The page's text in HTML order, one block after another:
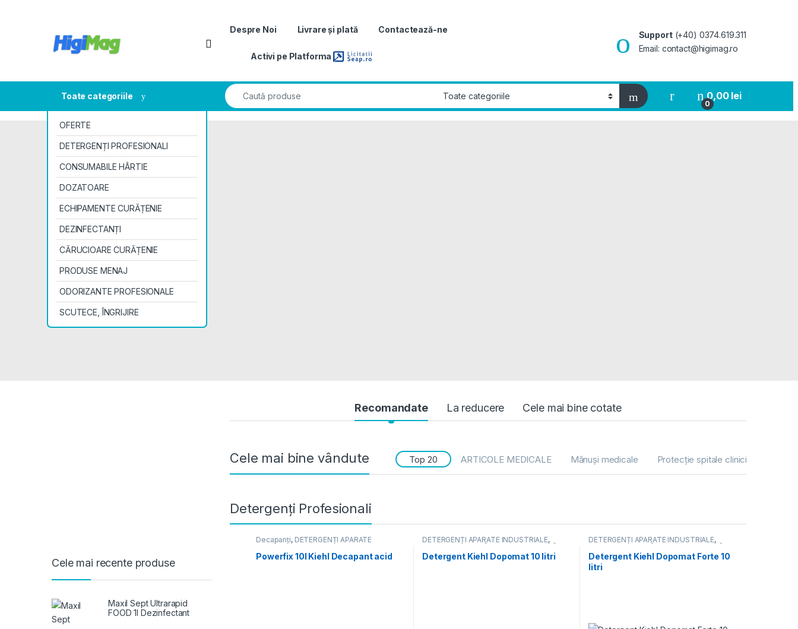
Despre Noi Livrare și plată Contactează-ne
Activi pe Platforma
Support(+40) 0374.619.311
Email: contact@higimag.ro
Toate categoriile
OFERTE
DETERGENȚI PROFESIONALI
CONSUMABILE HÂRTIE
DOZATOARE
ECHIPAMENTE CURĂȚENIE
DEZINFECTANȚI
CĂRUCIOARE CURĂȚENIE
PRODUSE MENAJ
ODORIZANTE PROFESIONALE
SCUTECE, ÎNGRIJIRE
0
0,00 lei
Product Carousel TabsRecomandate La reducere Cele mai bine cotate
Cele mai bine vândute Top 20 ARTICOLE MEDICALE Mănuși medicale Protecție spitale clinici
Detergenți Profesionali
Decapanți, DETERGENȚI APARATE
INDUSTRIALE
Detergenți industriali
pardoseli,Detergenți spații sanitare,
detartranți
Powerfix 10l Kiehl Decapant acid
DETERGENȚI APARATE INDUSTRIALE,
DETERGENȚI CURĂȚENIA INDUSTRIALĂ ȘI
DUPĂ CONSTRUCTOR,Detergenți
industriali pardoseli ,DETERGENȚI
Detergent Kiehl Dopomat 10 litri
DETERGENȚI APARATE INDUSTRIALE,
DETERGENȚI CURĂȚENIA INDUSTRIALĂ ȘI
DUPĂ CONSTRUCTOR,Detergenți
industriali pardoseli ,DETERGENȚI
PROFESIONALI
Detergent Kiehl Dopomat Forte 10
litri
Cele mai recente produse
Maxil Sept Ultrarapid
FOOD 1l Dezinfectant